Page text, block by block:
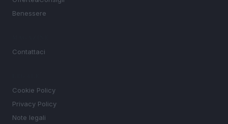
Benessere
Contattaci
Cookie Policy
Privacy Policy
Note legali